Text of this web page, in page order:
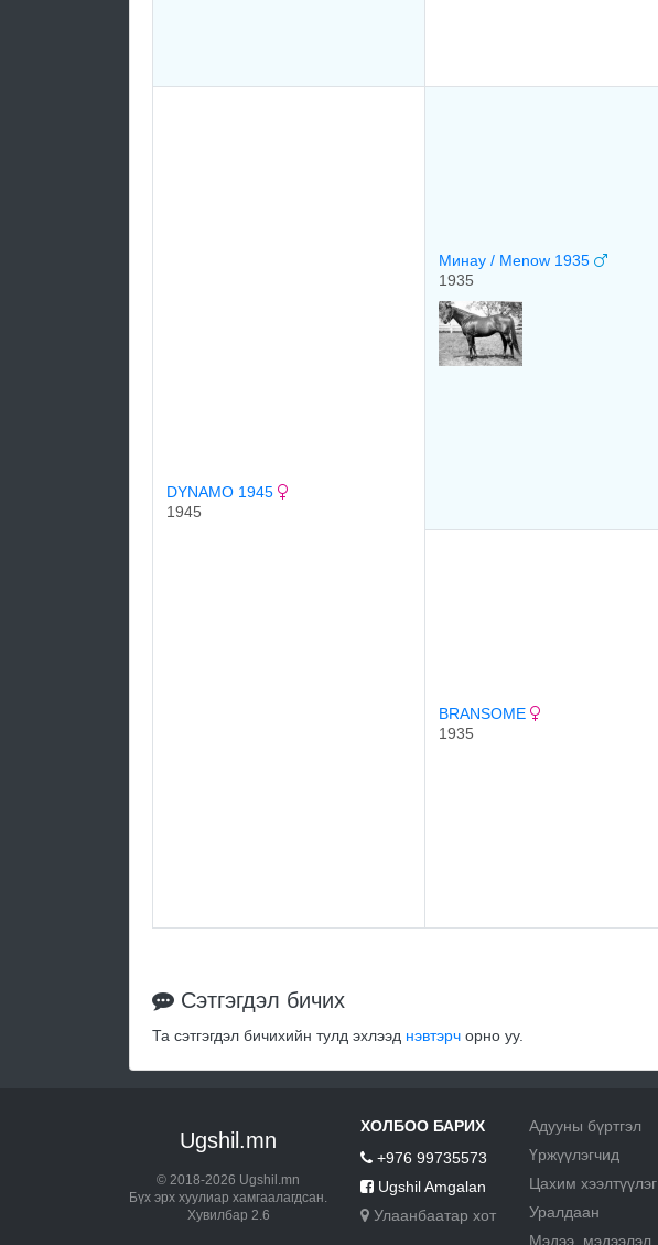
DYNAMO 1945
1945
Минау / Menow 1935
1935
BRANSOME
1935
Сэтгэгдэл бичих
Та сэтгэгдэл бичихийн тулд эхлээд нэвтэрч орно уу.
Ugshil.mn
© 2018-2026 Ugshil.mn
Бүх эрх хуулиар хамгаалагдсан.
Хувилбар 2.6
ХОЛБОО БАРИХ
+976 99735573
Ugshil Amgalan
Улаанбаатар хот
Адууны бүртгэл
Үржүүлэгчид
Цахим хээлтүүлэг
Уралдаан
Мэдээ, мэдээлэл